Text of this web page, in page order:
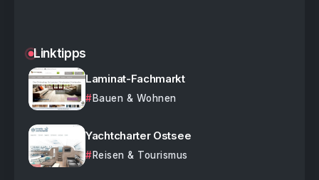
Linktipps
Laminat-Fachmarkt
Bauen & Wohnen
Yachtcharter Ostsee
Reisen & Tourismus